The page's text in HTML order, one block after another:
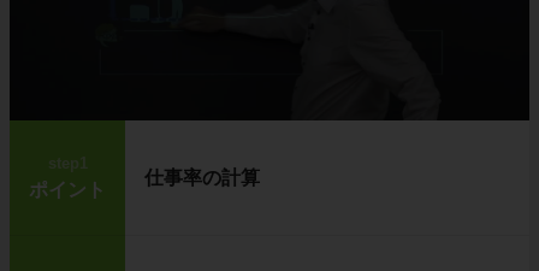
step1
ポイント
仕事率の計算